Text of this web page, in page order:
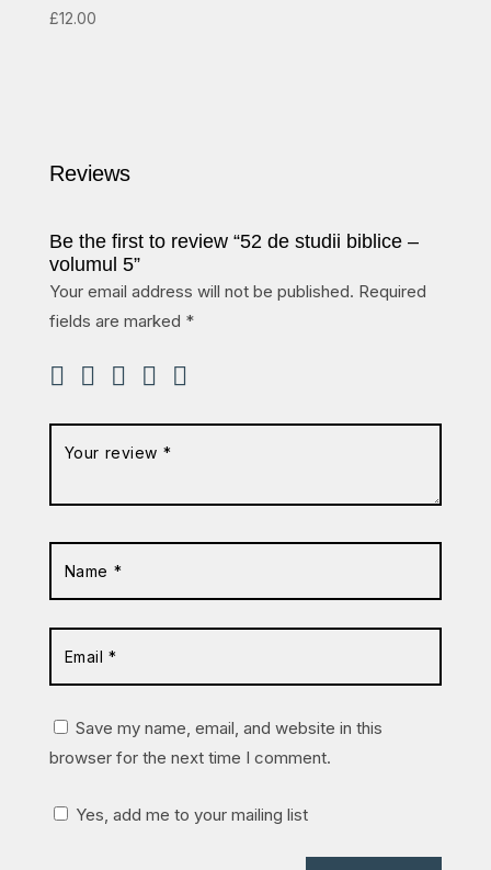
£12.00
Reviews
Be the first to review “52 de studii biblice –
volumul 5”
Your email address will not be published. Required
fields are marked *
Save my name, email, and website in this
browser for the next time I comment.
Yes, add me to your mailing list